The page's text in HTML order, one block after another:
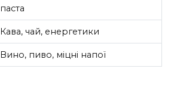
паста
Кава, чай, енергетики
Вино, пиво, міцні напої